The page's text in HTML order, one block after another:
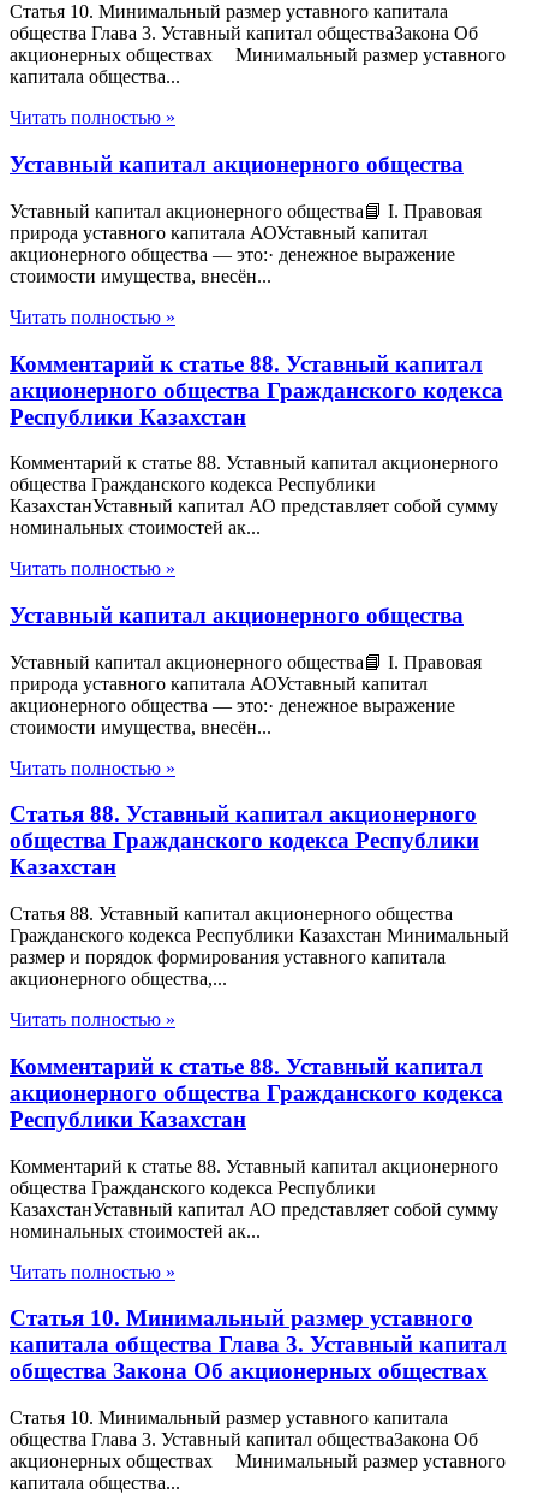
Статья 10. Минимальный размер уставного капитала
общества Глава 3. Уставный капитал обществаЗакона Об
акционерных обществах Минимальный размер уставного
капитала общества...
Читать полностью »
Уставный капитал акционерного общества
Уставный капитал акционерного общества📘 I. Правовая
природа уставного капитала АОУставный капитал
акционерного общества — это:· денежное выражение
стоимости имущества, внесён...
Читать полностью »
Комментарий к статье 88. Уставный капитал
акционерного общества Гражданского кодекса
Республики Казахстан
Комментарий к статье 88. Уставный капитал акционерного
общества Гражданского кодекса Республики
КазахстанУставный капитал АО представляет собой сумму
номинальных стоимостей ак...
Читать полностью »
Уставный капитал акционерного общества
Уставный капитал акционерного общества📘 I. Правовая
природа уставного капитала АОУставный капитал
акционерного общества — это:· денежное выражение
стоимости имущества, внесён...
Читать полностью »
Статья 88. Уставный капитал акционерного
общества Гражданского кодекса Республики
Казахстан
Статья 88. Уставный капитал акционерного общества
Гражданского кодекса Республики Казахстан Минимальный
размер и порядок формирования уставного капитала
акционерного общества,...
Читать полностью »
Комментарий к статье 88. Уставный капитал
акционерного общества Гражданского кодекса
Республики Казахстан
Комментарий к статье 88. Уставный капитал акционерного
общества Гражданского кодекса Республики
КазахстанУставный капитал АО представляет собой сумму
номинальных стоимостей ак...
Читать полностью »
Статья 10. Минимальный размер уставного
капитала общества Глава 3. Уставный капитал
общества Закона Об акционерных обществах
Статья 10. Минимальный размер уставного капитала
общества Глава 3. Уставный капитал обществаЗакона Об
акционерных обществах Минимальный размер уставного
капитала общества...